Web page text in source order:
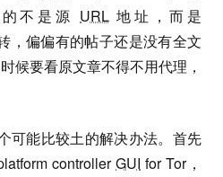
不是源 URL 地址，而是
，偏偏有的帖子还是没有全文
候要看原文章不得不用代理，
可能比较土的解决办法。首先
controllerGUI for Tor，